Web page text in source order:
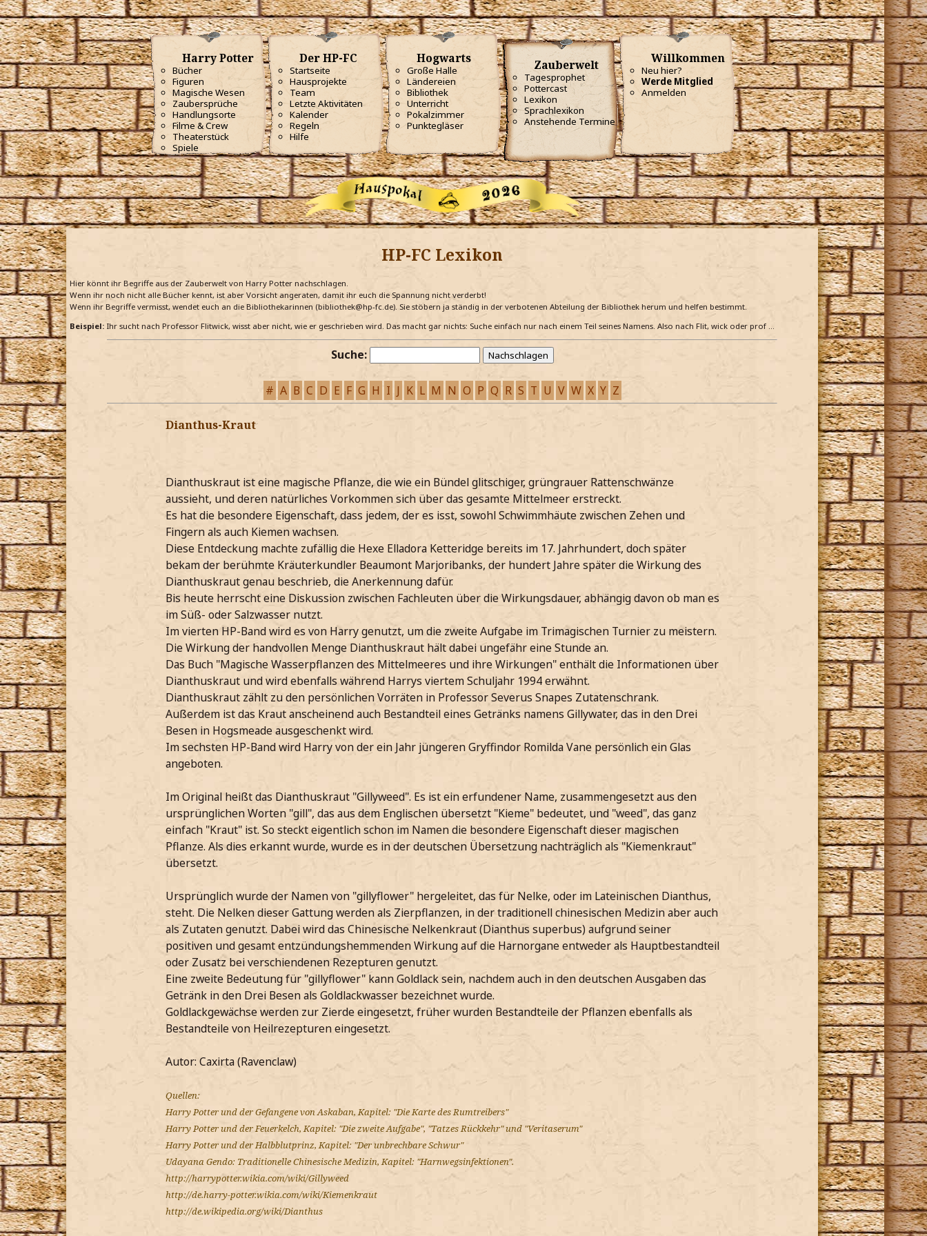
Harry Potter
Bücher
Figuren
Magische Wesen
Zaubersprüche
Handlungsorte
Filme & Crew
Theaterstück
Spiele
Der HP-FC
Startseite
Hausprojekte
Team
Letzte Aktivitäten
Kalender
Regeln
Hilfe
Hogwarts
Große Halle
Ländereien
Bibliothek
Unterricht
Pokalzimmer
Punktegläser
Zauberwelt
Tagesprophet
Pottercast
Lexikon
Sprachlexikon
Anstehende Termine
Willkommen
Neu hier?
Werde Mitglied
Anmelden
HP-FC Lexikon
Hier könnt ihr Begriffe aus der Zauberwelt von Harry Potter nachschlagen.
Wenn ihr noch nicht alle Bücher kennt, ist aber Vorsicht angeraten, damit ihr euch die Spannung nicht verderbt!
Wenn ihr Begriffe vermisst, wendet euch an die Bibliothekarinnen (bibliothek@hp-fc.de). Sie stöbern ja ständig in der verbotenen Abteilung der Bibliothek herum und helfen bestimmt.
Beispiel: Ihr sucht nach Professor Flitwick, wisst aber nicht, wie er geschrieben wird. Das macht gar nichts: Suche einfach nur nach einem Teil seines Namens. Also nach Flit, wick oder prof …
Suche:
# A B C D E F G H I J K L M N O P Q R S T U V W X Y Z
Dianthus-Kraut
Dianthuskraut ist eine magische Pflanze, die wie ein Bündel glitschiger, grüngrauer Rattenschwänze
aussieht, und deren natürliches Vorkommen sich über das gesamte Mittelmeer erstreckt.
Es hat die besondere Eigenschaft, dass jedem, der es isst, sowohl Schwimmhäute zwischen Zehen und
Fingern als auch Kiemen wachsen.
Diese Entdeckung machte zufällig die Hexe Elladora Ketteridge bereits im 17. Jahrhundert, doch später
bekam der berühmte Kräuterkundler Beaumont Marjoribanks, der hundert Jahre später die Wirkung des
Dianthuskraut genau beschrieb, die Anerkennung dafür.
Bis heute herrscht eine Diskussion zwischen Fachleuten über die Wirkungsdauer, abhängig davon ob man es
im Süß- oder Salzwasser nutzt.
Im vierten HP-Band wird es von Harry genutzt, um die zweite Aufgabe im Trimagischen Turnier zu meistern.
Die Wirkung der handvollen Menge Dianthuskraut hält dabei ungefähr eine Stunde an.
Das Buch "Magische Wasserpflanzen des Mittelmeeres und ihre Wirkungen" enthält die Informationen über
Dianthuskraut und wird ebenfalls während Harrys viertem Schuljahr 1994 erwähnt.
Dianthuskraut zählt zu den persönlichen Vorräten in Professor Severus Snapes Zutatenschrank.
Außerdem ist das Kraut anscheinend auch Bestandteil eines Getränks namens Gillywater, das in den Drei
Besen in Hogsmeade ausgeschenkt wird.
Im sechsten HP-Band wird Harry von der ein Jahr jüngeren Gryffindor Romilda Vane persönlich ein Glas
angeboten.
Im Original heißt das Dianthuskraut "Gillyweed". Es ist ein erfundener Name, zusammengesetzt aus den
ursprünglichen Worten "gill", das aus dem Englischen übersetzt "Kieme" bedeutet, und "weed", das ganz
einfach "Kraut" ist. So steckt eigentlich schon im Namen die besondere Eigenschaft dieser magischen
Pflanze. Als dies erkannt wurde, wurde es in der deutschen Übersetzung nachträglich als "Kiemenkraut"
übersetzt.
Ursprünglich wurde der Namen von "gillyflower" hergeleitet, das für Nelke, oder im Lateinischen Dianthus,
steht. Die Nelken dieser Gattung werden als Zierpflanzen, in der traditionell chinesischen Medizin aber auch
als Zutaten genutzt. Dabei wird das Chinesische Nelkenkraut (Dianthus superbus) aufgrund seiner
positiven und gesamt entzündungshemmenden Wirkung auf die Harnorgane entweder als Hauptbestandteil
oder Zusatz bei verschiendenen Rezepturen genutzt.
Eine zweite Bedeutung für "gillyflower" kann Goldlack sein, nachdem auch in den deutschen Ausgaben das
Getränk in den Drei Besen als Goldlackwasser bezeichnet wurde.
Goldlackgewächse werden zur Zierde eingesetzt, früher wurden Bestandteile der Pflanzen ebenfalls als
Bestandteile von Heilrezepturen eingesetzt.
Autor: Caxirta (Ravenclaw)
Quellen:
Harry Potter und der Gefangene von Askaban, Kapitel: "Die Karte des Rumtreibers"
Harry Potter und der Feuerkelch, Kapitel: "Die zweite Aufgabe", "Tatzes Rückkehr" und "Veritaserum"
Harry Potter und der Halbblutprinz, Kapitel: "Der unbrechbare Schwur"
Udayana Gendo: Traditionelle Chinesische Medizin, Kapitel: "Harnwegsinfektionen".
http://harrypotter.wikia.com/wiki/Gillyweed
http://de.harry-potter.wikia.com/wiki/Kiemenkraut
http://de.wikipedia.org/wiki/Dianthus